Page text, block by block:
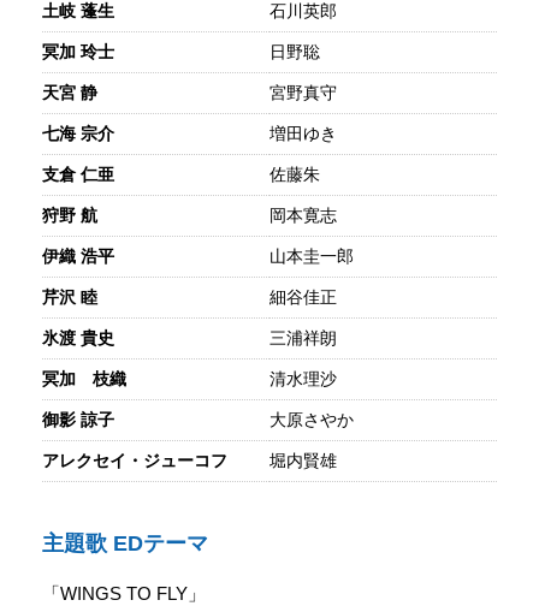
土岐 蓬生 石川英郎
冥加 玲士 日野聡
天宮 静 宮野真守
七海 宗介 増田ゆき
支倉 仁亜 佐藤朱
狩野 航 岡本寛志
伊織 浩平 山本圭一郎
芹沢 睦 細谷佳正
氷渡 貴史 三浦祥朗
冥加 枝織 清水理沙
御影 諒子 大原さやか
アレクセイ・ジューコフ 堀内賢雄
主題歌 EDテーマ
「WINGS TO FLY」